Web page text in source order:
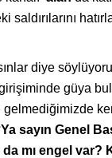
saldırılarını
diye
güya
gelmediğimizde
sayın Genel
mı engel var?